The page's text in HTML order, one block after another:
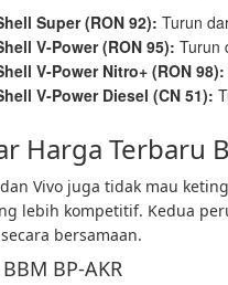
Super (RON 92): Turun
V-Power (RON 95): Turun
V-Power Nitro+ (RON 98):
V-Power Diesel (CN 51):
Harga Terbaru
dan Vivo juga tidak mau
lebih kompetitif. Kedua
bersamaan.
BP-AKR